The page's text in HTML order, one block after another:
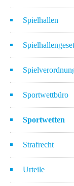
Spielhallen
Sportwettbüro
Sportwetten
Strafrecht
Urteile